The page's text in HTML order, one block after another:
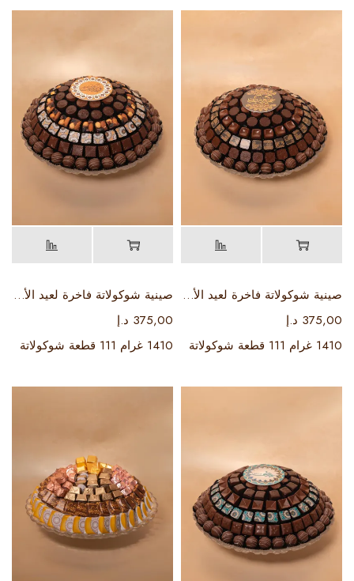
صينية شوكولاتة فاخرة لعيد الأضحى 1
375,00 د.إ
1410 غرام 111 قطعة شوكولاتة
صينية شوكولاتة فاخرة لعيد الأضحى 2
375,00 د.إ
1410 غرام 111 قطعة شوكولاتة